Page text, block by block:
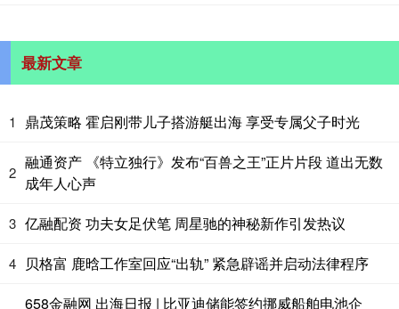
最新文章
1 鼎茂策略 霍启刚带儿子搭游艇出海 享受专属父子时光
2
融通资产 《特立独行》发布“百兽之王”正片片段 道出无数
成年人心声
3 亿融配资 功夫女足伏笔 周星驰的神秘新作引发热议
4 贝格富 鹿晗工作室回应“出轨” 紧急辟谣并启动法律程序
658金融网 出海日报 | 比亚迪储能签约挪威船舶电池企